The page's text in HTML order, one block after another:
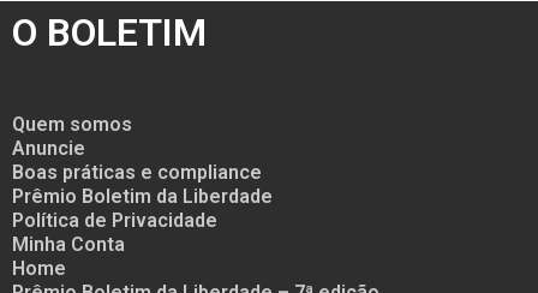
O BOLETIM
Quem somos
Anuncie
Boas práticas e compliance
Prêmio Boletim da Liberdade
Política de Privacidade
Minha Conta
Home